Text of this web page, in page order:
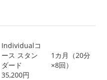
Individualコ
ース スタン
ダード
35,200円
1カ月（20分
×8回）